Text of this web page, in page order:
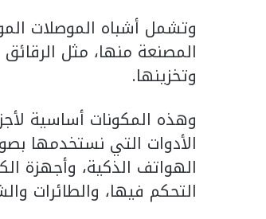
وتشمل أشباه الموصلات
المصنعة منها، مثل الرقائق
وتخزينها.
وهذه المكونات أساسية
الأدوات التي نستخدمها
الهواتف الذكية، وأجهزة
التحكم فيها، والطائرات